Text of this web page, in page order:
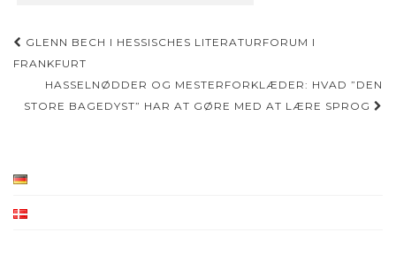
Indlæg
navigation
GLENN BECH I HESSISCHES LITERATURFORUM I
FRANKFURT
HASSELNØDDER OG MESTERFORKLÆDER: HVAD ”DEN
STORE BAGEDYST” HAR AT GØRE MED AT LÆRE SPROG